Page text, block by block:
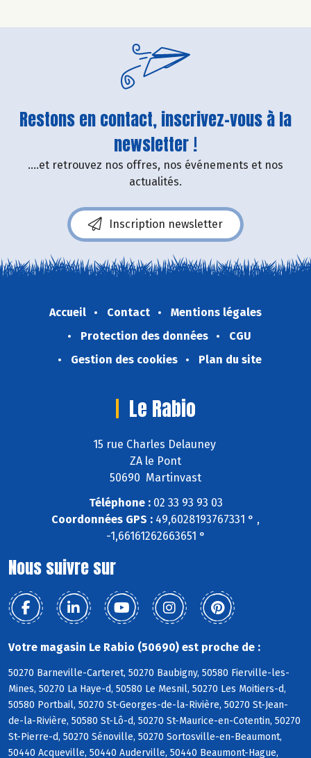
Restons en contact, inscrivez-vous à la
newsletter !
....et retrouvez nos offres, nos événements et nos
actualités.
Inscription newsletter
Accueil Contact
Mentions légales
Protection des données
CGU
Gestion des cookies
Plan du site
Le Rabio
15 rue Charles Delauney
ZA le Pont
50690 Martinvast
Téléphone :02 33 93 93 03
Coordonnées GPS : 49,6028193767331 ° ,
-1,66161262663651 °
Nous suivre sur
Votre magasin Le Rabio (50690) est proche de :
50270 Barneville-Carteret, 50270 Baubigny, 50580 Fierville-les-
Mines, 50270 La Haye-d, 50580 Le Mesnil, 50270 Les Moitiers-d,
50580 Portbail, 50270 St-Georges-de-la-Rivière, 50270 St-Jean-
de-la-Rivière, 50580 St-Lô-d, 50270 St-Maurice-en-Cotentin, 50270
St-Pierre-d, 50270 Sénoville, 50270 Sortosville-en-Beaumont,
50440 Acqueville, 50440 Auderville, 50440 Beaumont-Hague,